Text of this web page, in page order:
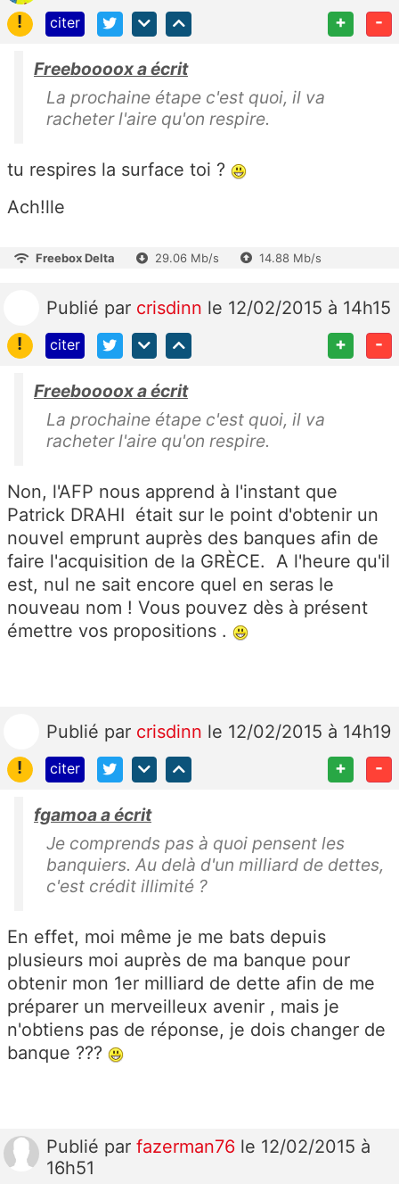
! citer + -
Freeboooox a écrit
La prochaine étape c'est quoi, il va
racheter l'aire qu'on respire.
tu respires la surface toi ?
Ach!lle
Freebox Delta 29.06 Mb/s 14.88 Mb/s
Publié par crisdinn le 12/02/2015 à 14h15
!
citer + -
Freeboooox a écrit
La prochaine étape c'est quoi, il va
racheter l'aire qu'on respire.
Non, l'AFP nous apprend à l'instant que
Patrick DRAHI était sur le point d'obtenir un
nouvel emprunt auprès des banques afin de
faire l'acquisition de la GRÈCE. A l'heure qu'il
est, nul ne sait encore quel en seras le
nouveau nom ! Vous pouvez dès à présent
émettre vos propositions .
Publié par crisdinn le 12/02/2015 à 14h19
!
citer + -
fgamoa a écrit
Je comprends pas à quoi pensent les
banquiers. Au delà d'un milliard de dettes,
c'est crédit illimité ?
En effet, moi même je me bats depuis
plusieurs moi auprès de ma banque pour
obtenir mon 1er milliard de dette afin de me
préparer un merveilleux avenir , mais je
n'obtiens pas de réponse, je dois changer de
banque ???
Publié par fazerman76 le 12/02/2015 à
16h51